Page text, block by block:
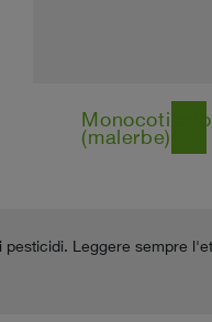
(malerbe)
pesticidi. Leggere sempre